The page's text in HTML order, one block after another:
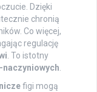
Dzięki
chronią
Co więcej,
regulację
. To istotny
figi mogą